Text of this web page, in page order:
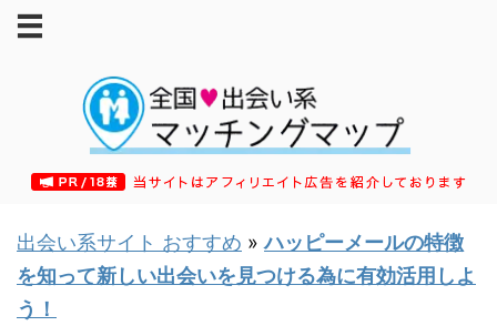
出会い系サイト おすすめ »ハッピーメールの特徴
を知って新しい出会いを見つける為に有効活用しよ
う！